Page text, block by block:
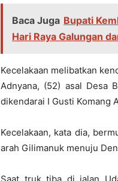
Baca Juga Bupati
Hari Raya Galungan
Kecelakaan melibatkan
Adnyana, (52) asal Desa
dikendarai I Gusti Komang
Kecelakaan, kata dia,
arah Gilimanuk menuju